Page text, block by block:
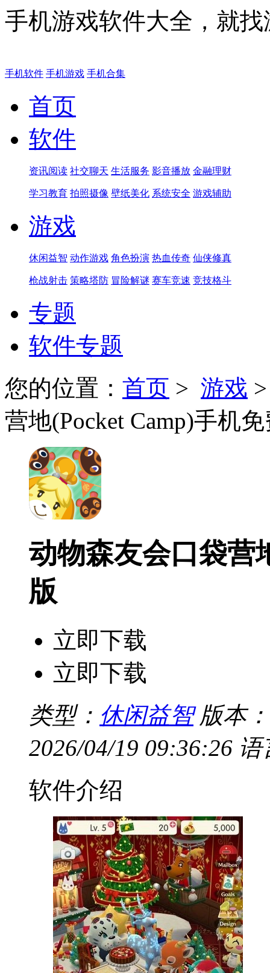
手机游戏软件大全，就
手机软件 手机游戏 手机合集
首页
软件
资讯阅读 社交聊天 生活服务 影音播放 金融理财
学习教育 拍照摄像 壁纸美化 系统安全 游戏辅助
游戏
休闲益智 动作游戏 角色扮演 热血传奇 仙侠修真
枪战射击 策略塔防 冒险解谜 赛车竞速 竞技格斗
专题
软件专题
您的位置： 首页 > 游戏
营地(Pocket Camp)手机
动物森友会口袋营
版
立即下载
立即下载
类型： 休闲益智 版本
2026/04/19 09:36:26 语
软件介绍